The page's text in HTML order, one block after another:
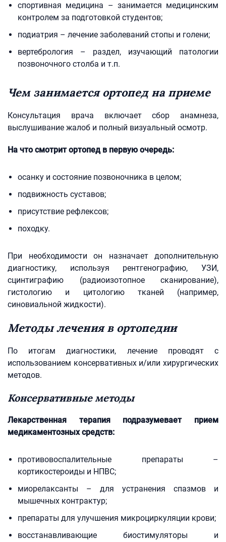
спортивная медицина – занимается медицинским
контролем за подготовкой студентов;
подиатрия – лечение заболеваний стопы и голени;
вертебрология – раздел, изучающий патологии
позвоночного столба и т.п.
Чем занимается ортопед на приеме
Консультация врача включает сбор анамнеза,
выслушивание жалоб и полный визуальный осмотр.
На что смотрит ортопед в первую очередь:
осанку и состояние позвоночника в целом;
подвижность суставов;
присутствие рефлексов;
походку.
При необходимости он назначает дополнительную
диагностику, используя рентгенографию, УЗИ,
сцинтиграфию (радиоизотопное сканирование),
гистологию и цитологию тканей (например,
синовиальной жидкости).
Методы лечения в ортопедии
По итогам диагностики, лечение проводят с
использованием консервативных и/или хирургических
методов.
Консервативные методы
Лекарственная терапия подразумевает прием
медикаментозных средств:
противовоспалительные препараты –
кортикостероиды и НПВС;
миорелаксанты – для устранения спазмов и
мышечных контрактур;
препараты для улучшения микроциркуляции крови;
восстанавливающие биостимуляторы и